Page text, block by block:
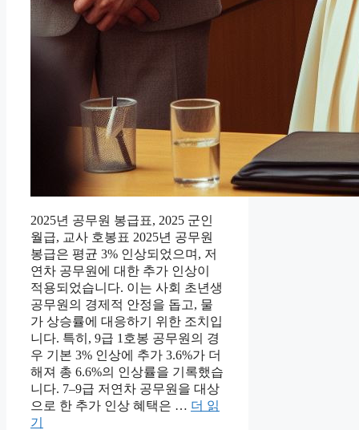
2025년 공무원 봉급표, 2025 군인
월급, 교사 호봉표 2025년 공무원
봉급은 평균 3% 인상되었으며, 저
연차 공무원에 대한 추가 인상이
적용되었습니다. 이는 사회 초년생
공무원의 경제적 안정을 돕고, 물
가 상승률에 대응하기 위한 조치입
니다. 특히, 9급 1호봉 공무원의 경
우 기본 3% 인상에 추가 3.6%가 더
해져 총 6.6%의 인상률을 기록했습
니다. 7–9급 저연차 공무원을 대상
으로 한 추가 인상 혜택은 … 더 읽
기